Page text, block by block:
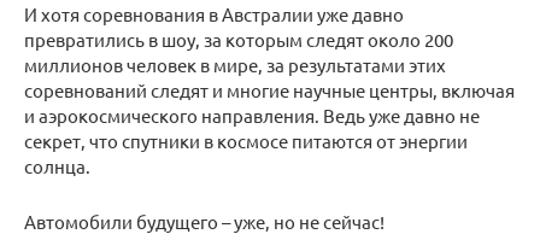
И хотя соревнования в Австралии уже давно
превратились в шоу, за которым следят около 200
миллионов человек в мире, за результатами этих
соревнований следят и многие научные центры, включая
и аэрокосмического направления. Ведь уже давно не
секрет, что спутники в космосе питаются от энергии
солнца.
Автомобили будущего – уже, но не сейчас!